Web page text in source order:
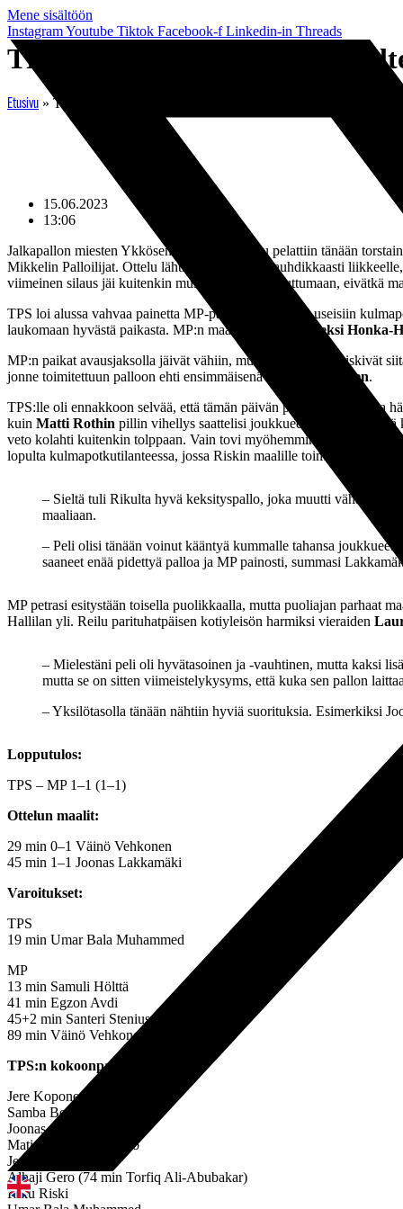
Mene sisältöön
InstagramYoutube Tiktok Facebook-f Linkedin-in Threads
TPS ja MP tasasivat pisteet
Etusivu » TPS ja MP tasasivat pisteet helteisellä Veritas Stadionilla
15.06.2023
13:06
Jalkapallon miesten Ykkösen illan ainoa ottelu pelattiin tänään
Mikkelin Palloilijat. Ottelu lähti Tepsin osalta vauhdikkaasti
viimeinen silaus jäi kuitenkin mustavalkoisilta puuttumaan, eivätkä
TPS loi alussa vahvaa painetta MP-päätyn, mikä johti useisiin
laukomaan hyvästä paikasta. MP:n maalia vartioinut
Aleksi Honka-
MP:n paikat avausjaksolla jäivät vähiin, mutta mikkeliläiset iskivät
jonne toimitettuun palloon ehti ensimmäisenä Väinö Vehkonen.
TPS:lle oli ennakkoon selvää, että tämän päivän peliä ei ollut varaa
kuin Matti Rothin pillin vihellys saattelisi joukkueet tauolle.
veto kolahti kuitenkin tolppaan. Vain tovi myöhemmin
lopulta kulmapotkutilanteessa, jossa Riskin maalille toimittaman
– Sieltä tuli Rikulta hyvä keksityspallo, joka muutti vähän
maaliaan.
– Peli olisi tänään voinut kääntyä kummalle tahansa
saaneet enää pidettyä palloa ja MP painosti, summasi
MP petrasi esitystään toisella puolikkaalla, mutta puoliajan parhaat
Hallilan yli. Reilu parituhatpäisen kotiyleisön harmiksi vieraiden
– Mielestäni peli oli hyvätasoinen ja -vauhtinen, mutta kaksi
mutta se on sitten viimeistelykysyms, että kuka sen pallon
– Yksilötasolla tänään nähtiin hyviä suorituksia. Esimerkiksi
Lopputulos:
TPS – MP 1–1 (1–1)
Ottelun maalit:
29 min 0–1 Väinö Vehkonen
45 min 1–1 Joonas Lakkamäki
Varoitukset:
TPS
19 min Umar Bala Muhammed
MP
13 min Samuli Hölttä
41 min Egzon Avdi
45+2 min Santeri Stenius
89 min Väinö Vehkonen
TPS:n kokoonpano:
Jere Koponen (MV, C)
Samba Benga
Joonas Sundman
Matias Kivikko Arraño
Jesper Karlsson
Alhaji Gero (74 min Torfiq Ali-Abubakar)
Riku Riski